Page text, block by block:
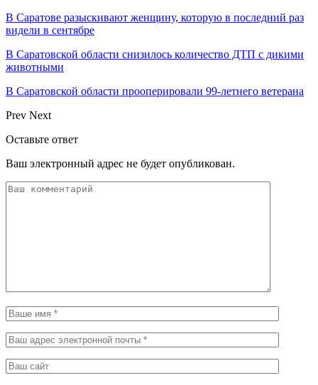
В Саратове разыскивают женщину, которую в последний раз
видели в сентябре
В Саратовской области снизилось количество ДТП с дикими
животными
В Саратовской области прооперировали 99-летнего ветерана
Prev Next
Оставьте ответ
Ваш электронный адрес не будет опубликован.